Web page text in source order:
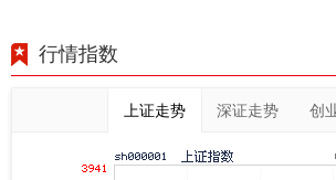
行情指数
上证走势 深证走势 创